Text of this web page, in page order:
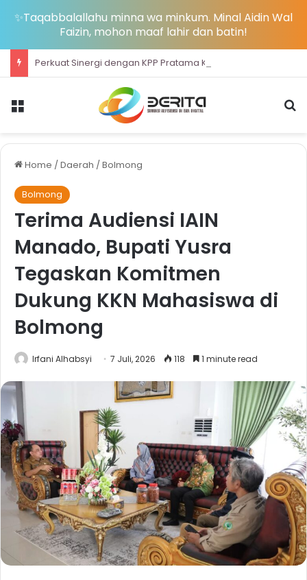
✨Taqabbalallahu minna wa minkum. Minal Aidin Wal
Faizin, mohon maaf lahir dan batin!
Home / Daerah / Bolmong
Bolmong
Terima Audiensi IAIN
Manado, Bupati Yusra
Tegaskan Komitmen
Dukung KKN Mahasiswa di
Bolmong
Irfani Alhabsyi 7 Juli, 2026 118 1 minute read